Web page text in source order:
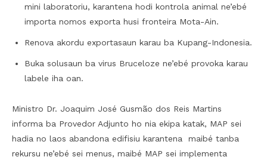
mini laboratoriu, karantena hodi kontrola animal ne’ebé
importa nomos exporta husi fronteira Mota-Ain.
Renova akordu exportasaun karau ba Kupang-Indonesia.
Buka solusaun ba virus Bruceloze ne’ebé provoka karau
labele iha oan.
Ministro Dr. Joaquim José Gusmão dos Reis Martins
informa ba Provedor Adjunto ho nia ekipa katak, MAP sei
hadia no laos abandona edifisiu karantena maibé tanba
rekursu ne’ebé sei menus, maibé MAP sei implementa